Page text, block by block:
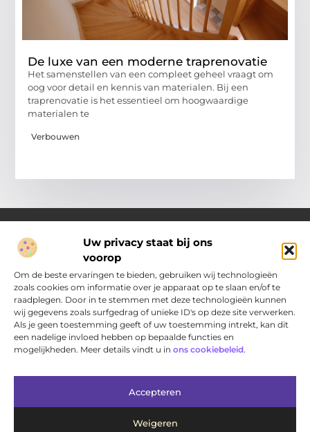
Uw privacy staat bij ons
voorop
Om de beste ervaringen te bieden, gebruiken wij technologieën
zoals cookies om informatie over je apparaat op te slaan en/of te
raadplegen. Door in te stemmen met deze technologieën kunnen
wij gegevens zoals surfgedrag of unieke ID's op deze site verwerken.
Als je geen toestemming geeft of uw toestemming intrekt, kan dit
een nadelige invloed hebben op bepaalde functies en
mogelijkheden. Meer details vindt u in ons cookiebeleid.
Accepteren
Weigeren
De luxe van een moderne traprenovatie
Het samenstellen van een compleet geheel vraagt om
oog voor detail en kennis van materialen. Bij een
traprenovatie is het essentieel om hoogwaardige
materialen te
Verbouwen
Over Pakhuisdelft.nl
Jouw bron voor dagelijkse inspiratie en praktische ideeën
Bij PakhuisDelft.nl vind je een gevarieerd aanbod aan artikelen
en blogs die je helpen om jouw dag nét wat leuker, slimmer en
eenvoudiger te maken.
Main Links
Bericht categorie